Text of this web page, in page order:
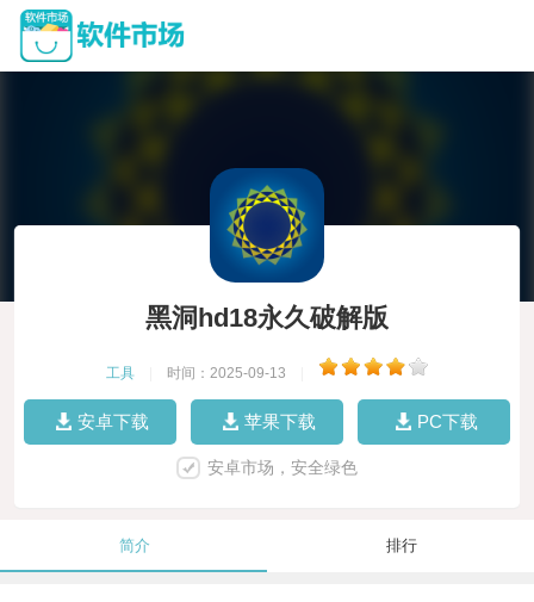
黑洞hd18永久破解版
工具 时间：2025-09-13
安卓下载 苹果下载 PC下载
安卓市场，安全绿色
简介 排行